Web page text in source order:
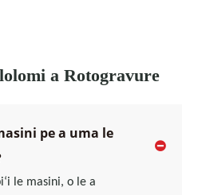
a Rotogravure
pe a uma le
le masini, o le a